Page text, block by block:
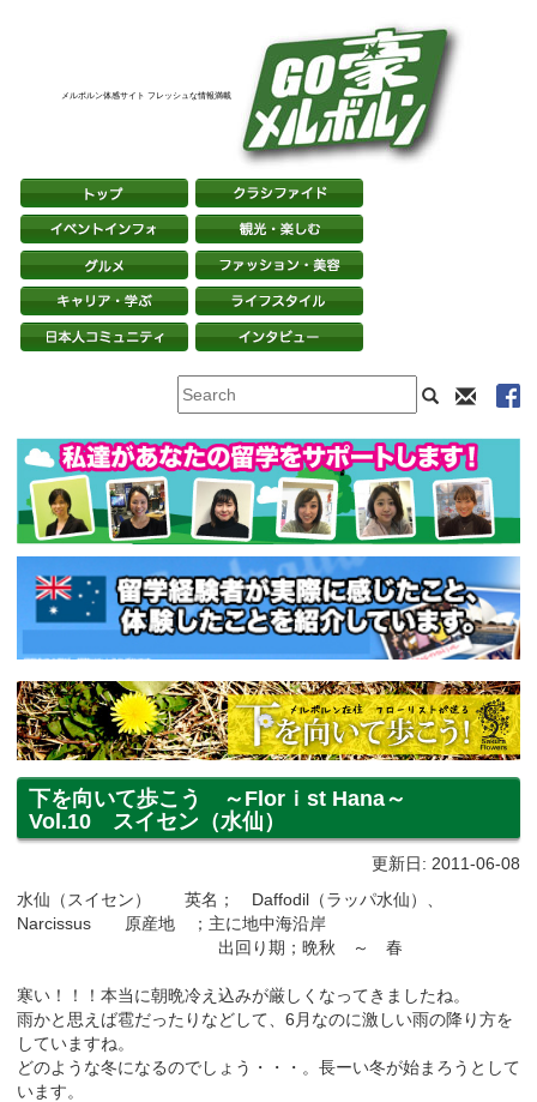
メルボルン体感サイト フレッシュな情報満載
下を向いて歩こう ～Florｉst Hana～
Vol.10 スイセン（水仙）
更新日: 2011-06-08
水仙（スイセン） 英名； Daffodil（ラッパ水仙）、
Narcissus 原産地 ；主に地中海沿岸
出回り期；晩秋 ～ 春
寒い！！！本当に朝晩冷え込みが厳しくなってきましたね。
雨かと思えば雹だったりなどして、6月なのに激しい雨の降り方を
していますね。
どのような冬になるのでしょう・・・。長ーい冬が始まろうとして
います。